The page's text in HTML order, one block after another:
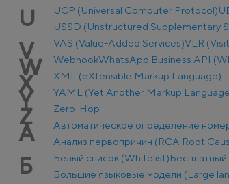
U UCP (Universal Computer Protocol)
USSD (Unstructured Supplementary
V VAS (Value-Added Services)VLR
W WebhookWhatsApp Business API
X XML (eXtensible Markup Language)
Y YAML (Yet Another Markup
Z Zero-Hop
А Автоматическое определение
Анализ первопричин (RCA Root
Б Белый список (Whitelist)
Большие языковые модели (Large